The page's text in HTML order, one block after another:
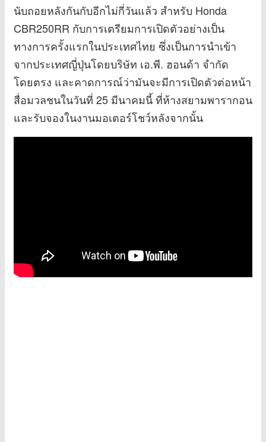
นับถอยหลังกันกับอีกไม่กี่วันแล้ว สำหรับ Honda
CBR250RR กับการเตรียมการเปิดตัวอย่างเป็น
ทางการครั้งแรกในประเทศไทย ซึ่งเป็นการนำเข้า
จากประเทศญี่ปุ่นโดยบริษัท เอ.พี. ฮอนด้า จำกัด
โดยตรง และคาดการณ์ว่ามันจะมีการเปิดตัวต่อหน้า
สื่อมวลชนในวันที่ 25 มีนาคมนี้ ที่ห้างสยามพารากอน
และรับจองในงานมอเตอร์โชว์หลังจากนั้น